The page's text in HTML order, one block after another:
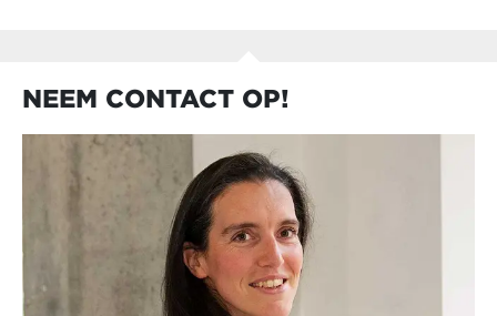
NEEM CONTACT OP!